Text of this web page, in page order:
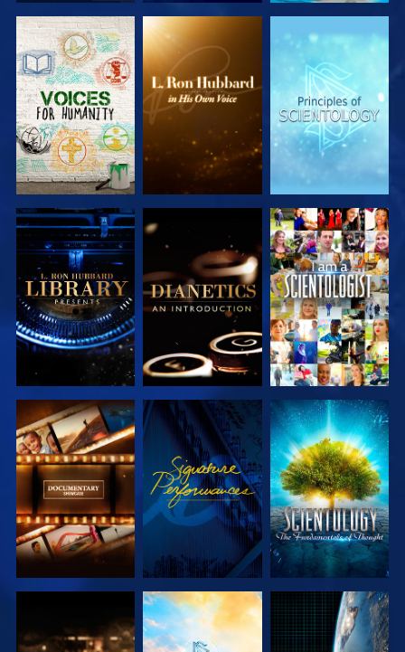
DÉCOUVRIR
LES SÉRIES
DÉCOUVRIR
LES SÉRIES
DÉCOUVRIR
LES SÉRIES
DÉCOUVRIR
LES SÉRIES
DÉCOUVRIR
LES SÉRIES
REGARDER
DÉCOUVRIR
LES SÉRIES
REGARDER
DÉCOUVRIR
LES SÉRIES
DÉCOUVRIR
DÉCOUVRIR
REGARDER